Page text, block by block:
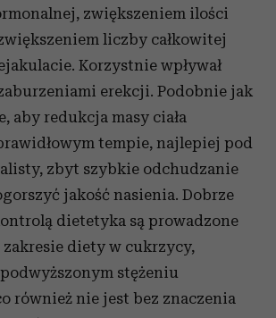
zwiększeniem ilości
liczby całkowitej
Korzystnie wpływał
erekcji. Podobnie jak
aby redukcja masy ciała
tempie, najlepiej pod
zbyt szybkie odchudzanie
jakość nasienia. Dobrze
dietetyka są prowadzone
diety w cukrzycy,
stężeniu
również nie jest bez znaczenia